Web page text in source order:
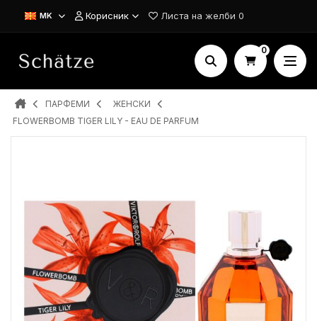
MK Корисник Листа на желби 0
0
ПАРФЕМИ
ЖЕНСКИ
FLOWERBOMB TIGER LILY - EAU DE PARFUM